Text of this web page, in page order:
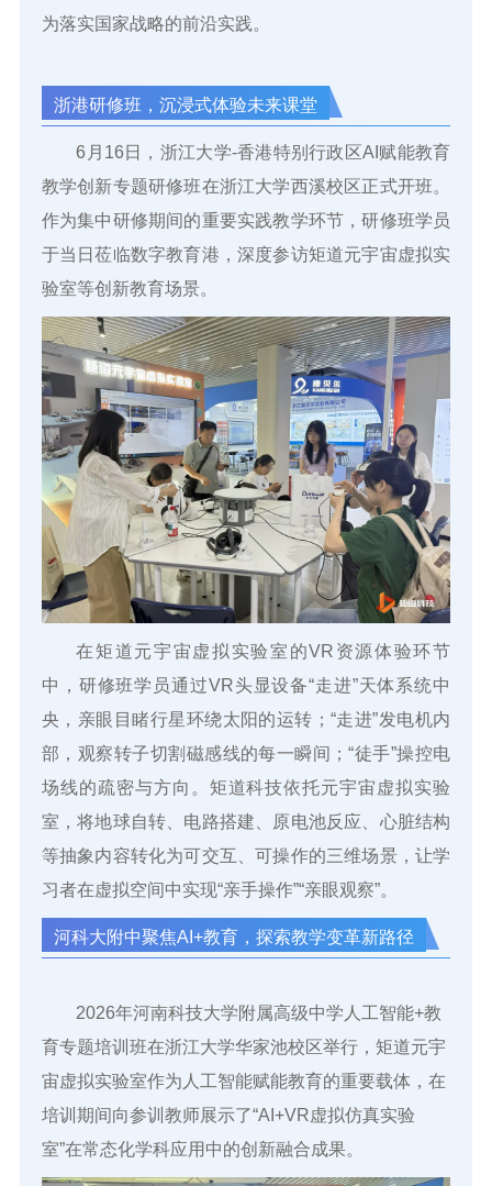
为落实国家战略的前沿实践。
浙港研修班，沉浸式体验未来课堂
6月16日，浙江大学-香港特别行政区AI赋能教育
教学创新专题研修班在浙江大学西溪校区正式开班。
作为集中研修期间的重要实践教学环节，研修班学员
于当日莅临数字教育港，深度参访矩道元宇宙虚拟实
验室等创新教育场景。
在矩道元宇宙虚拟实验室的VR资源体验环节
中，研修班学员通过VR头显设备“走进”天体系统中
央，亲眼目睹行星环绕太阳的运转；“走进”发电机内
部，观察转子切割磁感线的每一瞬间；“徒手”操控电
场线的疏密与方向。矩道科技依托元宇宙虚拟实验
室，将地球自转、电路搭建、原电池反应、心脏结构
等抽象内容转化为可交互、可操作的三维场景，让学
习者在虚拟空间中实现“亲手操作”“亲眼观察”。
河科大附中聚焦AI+教育， 探索教学变革新路径
2026年河南科技大学附属高级中学人工智能+教
育专题培训班在浙江大学华家池校区举行，矩道元宇
宙虚拟实验室作为人工智能赋能教育的重要载体，在
培训期间向参训教师展示了“AI+VR虚拟仿真实验
室”在常态化学科应用中的创新融合成果。